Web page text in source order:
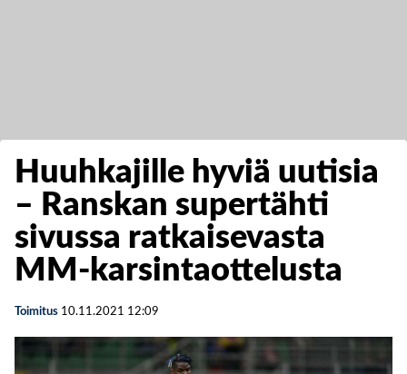
Huuhkajille hyviä uutisia
– Ranskan supertähti
sivussa ratkaisevasta
MM-karsintaottelusta
Toimitus 10.11.2021 12:09